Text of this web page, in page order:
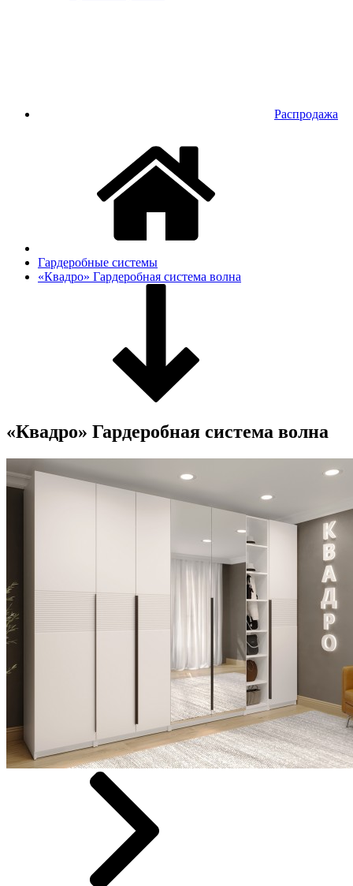
Распродажа
Гардеробные системы
«Квадро» Гардеробная система волна
«Квадро» Гардеробная система волна